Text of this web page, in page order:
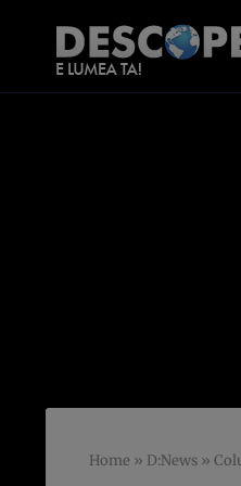
Home » D:News »